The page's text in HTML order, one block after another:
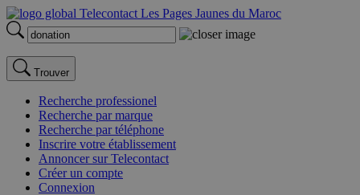
Trouver
Recherche professionel
Recherche par marque
Recherche par téléphone
Inscrire votre établissement
Annoncer sur Telecontact
Créer un compte
Connexion